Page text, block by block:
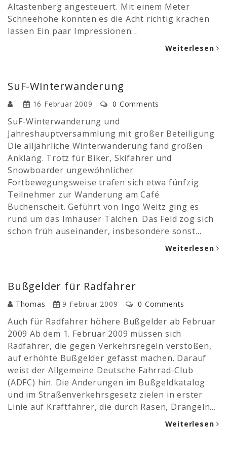
Altastenberg angesteuert. Mit einem Meter
Schneehöhe konnten es die Acht richtig krachen
lassen Ein paar Impressionen…
Weiterlesen
SuF-Winterwanderung
16 Februar 2009 0 Comments
SuF-Winterwanderung und
Jahreshauptversammlung mit großer Beteiligung
Die alljährliche Winterwanderung fand großen
Anklang. Trotz für Biker, Skifahrer und
Snowboarder ungewöhnlicher
Fortbewegungsweise trafen sich etwa fünfzig
Teilnehmer zur Wanderung am Café
Buchenscheit. Geführt von Ingo Weitz ging es
rund um das Imhäuser Tälchen. Das Feld zog sich
schon früh auseinander, insbesondere sonst…
Weiterlesen
Bußgelder für Radfahrer
Thomas 9 Februar 2009 0 Comments
Auch für Radfahrer höhere Bußgelder ab Februar
2009 Ab dem 1. Februar 2009 müssen sich
Radfahrer, die gegen Verkehrsregeln verstoßen,
auf erhöhte Bußgelder gefasst machen. Darauf
weist der Allgemeine Deutsche Fahrrad-Club
(ADFC) hin. Die Änderungen im Bußgeldkatalog
und im Straßenverkehrsgesetz zielen in erster
Linie auf Kraftfahrer, die durch Rasen, Drängeln…
Weiterlesen